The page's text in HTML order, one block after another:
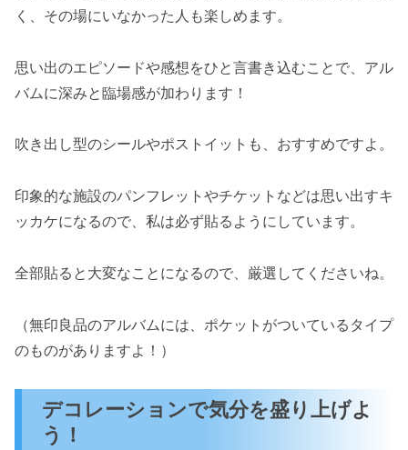
く、その場にいなかった人も楽しめます。
思い出のエピソードや感想をひと言書き込むことで、アル
バムに深みと臨場感が加わります！
吹き出し型のシールやポストイットも、おすすめですよ。
印象的な施設のパンフレットやチケットなどは思い出すキ
ッカケになるので、私は必ず貼るようにしています。
全部貼ると大変なことになるので、厳選してくださいね。
（無印良品のアルバムには、ポケットがついているタイプ
のものがありますよ！）
デコレーションで気分を盛り上げよ
う！